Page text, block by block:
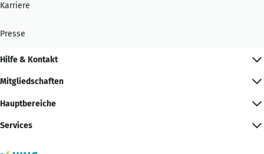
Karriere
Presse
Hilfe & Kontakt
Mitgliedschaften
Hauptbereiche
Services